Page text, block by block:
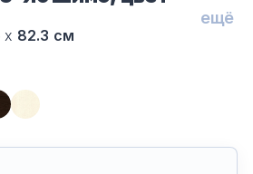
ещё
х 82.3 см
зона
растения